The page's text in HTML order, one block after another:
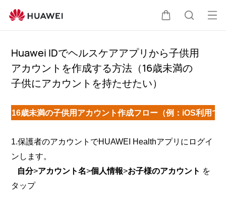
ー
索
オ
ュ
Huawei IDでヘルスケアアプリから子供用
アカウントを作成する方法（16歳未満の
子供にアカウントを持たせたい）
16歳未満の子供用アカウント作成フロー（例：iOS利用で
1.保護者のアカウントでHUAWEI Healthアプリにログイ
ンします。
自分>アカウント名>個人情報>お子様のアカウント を
タップ